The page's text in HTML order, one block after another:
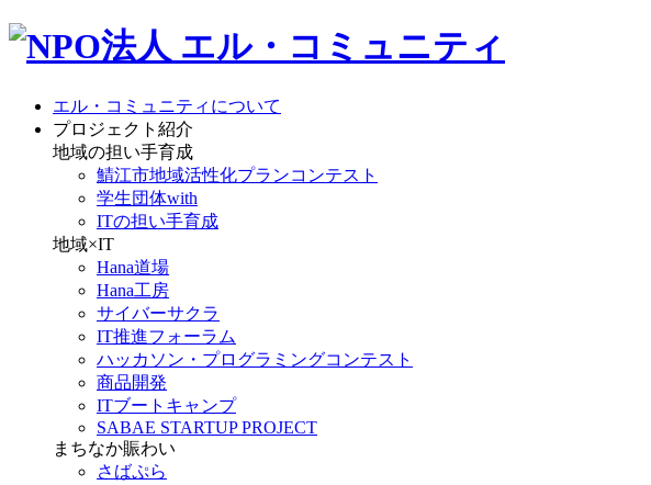
エル・コミュニティについて
プロジェクト紹介
地域の担い手育成
鯖江市地域活性化プランコンテスト
学生団体with
ITの担い手育成
地域×IT
Hana道場
Hana工房
サイバーサクラ
IT推進フォーラム
ハッカソン・プログラミングコンテスト
商品開発
ITブートキャンプ
SABAE STARTUP PROJECT
まちなか賑わい
さばぷら